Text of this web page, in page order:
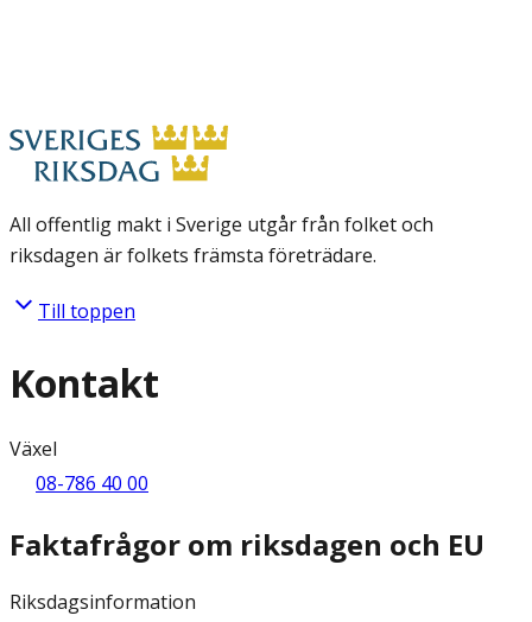
All offentlig makt i Sverige utgår från folket och
riksdagen är folkets främsta företrädare.
Till toppen
Kontakt
Växel
08-786 40 00
Faktafrågor om riksdagen och EU
Riksdagsinformation